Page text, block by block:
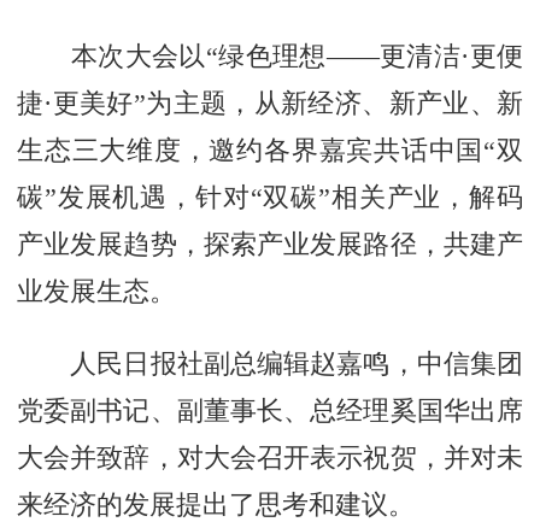
本次大会以“绿色理想——更清洁·更便
捷·更美好”为主题，从新经济、新产业、新
生态三大维度，邀约各界嘉宾共话中国“双
碳”发展机遇，针对“双碳”相关产业，解码
产业发展趋势，探索产业发展路径，共建产
业发展生态。
人民日报社副总编辑赵嘉鸣，中信集团
党委副书记、副董事长、总经理奚国华出席
大会并致辞，对大会召开表示祝贺，并对未
来经济的发展提出了思考和建议。